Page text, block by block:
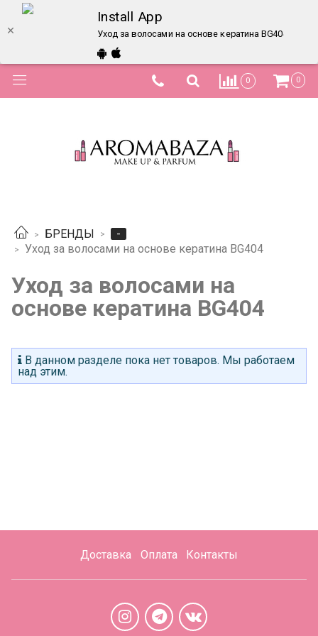
Install App
Уход за волосами на основе кератина BG404 –
0 0
БРЕНДЫ
-
Уход за волосами на основе кератина BG404
Уход за волосами на
основе кератина BG404
В данном разделе пока нет товаров. Мы работаем
над этим.
Доставка Оплата Контакты